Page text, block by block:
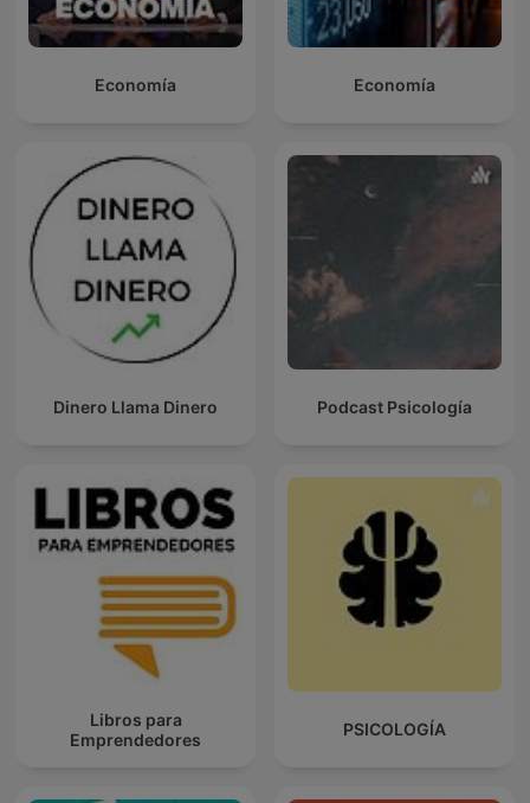
Economía Economía
Dinero Llama Dinero Podcast Psicología
Libros para
Emprendedores
PSICOLOGÍA